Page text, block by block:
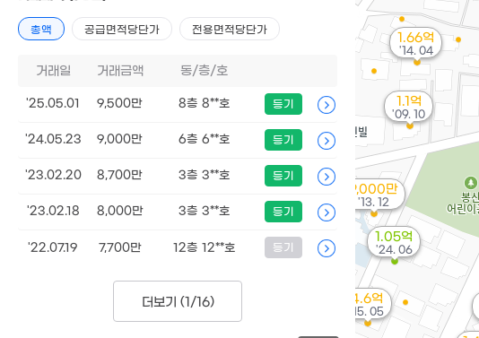
1.05억
'24. 06
4.6억
'15. 05
1.66억
'14. 04
9,000만
'13. 12
1.1억
'09. 10
총액 공급면적당단가 전용면적당단가
거래일 거래금액 동/층/호
'25.05.01 9,500만 8층 8**호 등기
'24.05.23 9,000만 6층 6**호 등기
'23.02.20 8,700만 3층 3**호 등기
'23.02.18 8,000만 3층 3**호 등기
'22.07.19 7,700만 12층 12**호 등기
더보기 (1/16)